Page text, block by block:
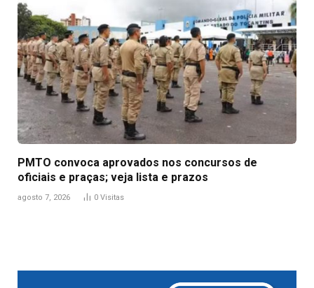
PMTO convoca aprovados nos concursos de
oficiais e praças; veja lista e prazos
agosto 7, 2026 0 Visitas